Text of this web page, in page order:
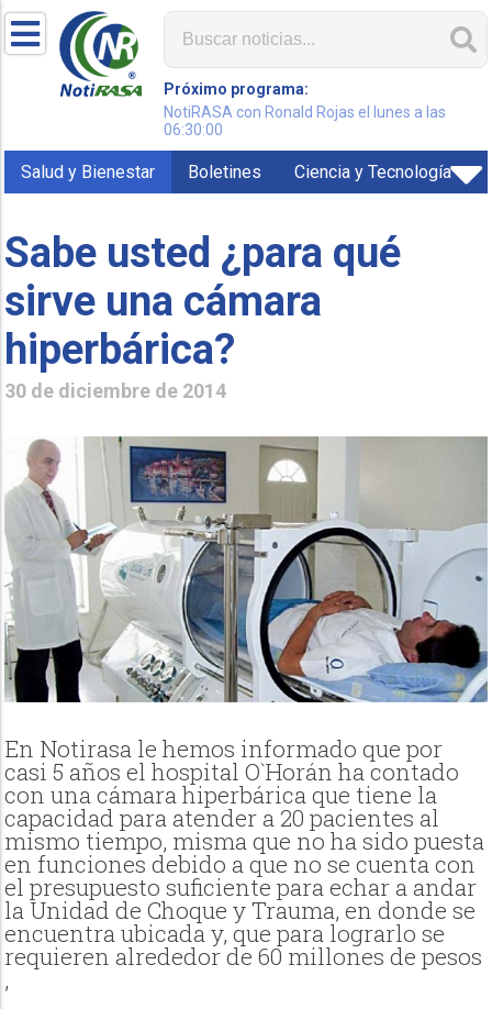
Próximo programa:
NotiRASA con Ronald Rojas el lunes a las
06:30:00
Salud y Bienestar Boletines Ciencia y Tecnología
Sabe usted ¿para qué
sirve una cámara
hiperbárica?
30 de diciembre de 2014
En Notirasa le hemos informado que por
casi 5 años el hospital O`Horán ha contado
con una cámara hiperbárica que tiene la
capacidad para atender a 20 pacientes al
mismo tiempo, misma que no ha sido puesta
en funciones debido a que no se cuenta con
el presupuesto suficiente para echar a andar
la Unidad de Choque y Trauma, en donde se
encuentra ubicada y, que para lograrlo se
requieren alrededor de 60 millones de pesos
,